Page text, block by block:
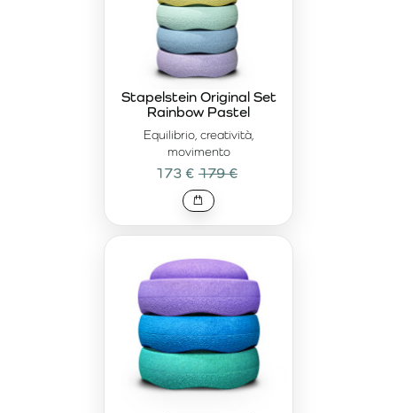
Equilibrio, creatività,
movimento
Stapelstein Original Set
Rainbow Pastel
173 € 179 €